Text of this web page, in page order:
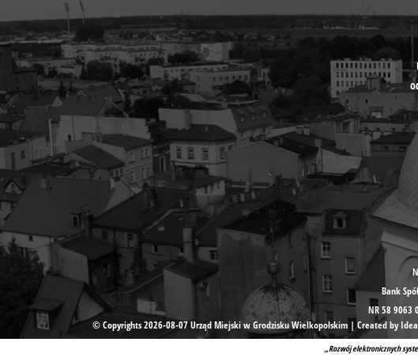
Bank
NR 58 9063
© Copyrights 2026-08-07 Urząd Miejski w Grodzisku Wielkopolskim | Created by
„Rozwój elektronicznych